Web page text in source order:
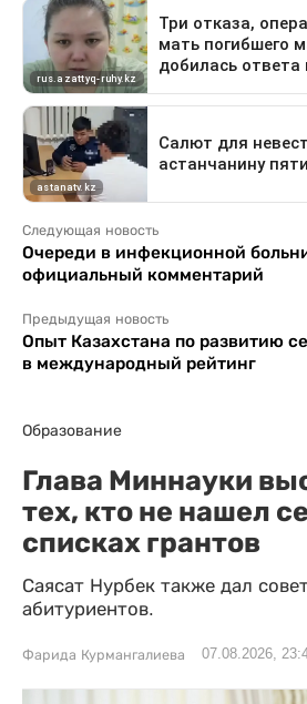
Следующая новость
Очереди в инфекционной
официальный комментарий
Предыдущая новость
Опыт Казахстана по развитию
в международный рейтинг
Образование
Глава Миннауки
тех, кто не нашел
списках грантов
Саясат Нурбек также дал
абитуриентов.
Фарида Курмангалиева 07.08.2026,